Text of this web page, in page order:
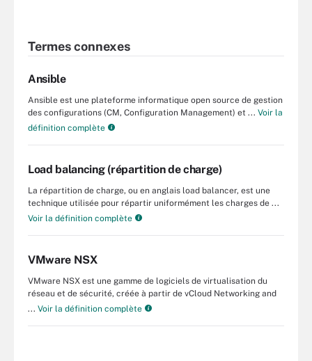
Termes connexes
Ansible
Ansible est une plateforme informatique open source de gestion
des configurations (CM, Configuration Management) et ... Voir la
définition complète
Load balancing (répartition de charge)
La répartition de charge, ou en anglais load balancer, est une
technique utilisée pour répartir uniformément les charges de ...
Voir la définition complète
VMware NSX
VMware NSX est une gamme de logiciels de virtualisation du
réseau et de sécurité, créée à partir de vCloud Networking and
... Voir la définition complète